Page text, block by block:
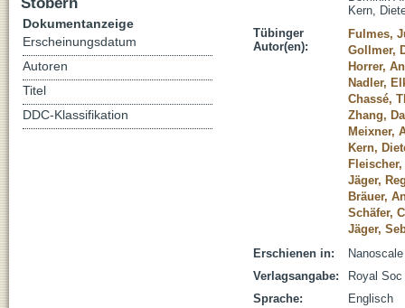
Kern,
Tübinger
Autor(en):
Fulmes,
Gollmer,
Horrer,
Nadler,
Chassé,
Zhang,
Meixner,
Kern,
Jäger,
Bräuer,
Schäfer,
Jäger,
Erschienen in:
Verlagsangabe:
Royal
Sprache:
Englisch
Dokumentanzeige
Erscheinungsdatum
Autoren
Titel
DDC-Klassifikation